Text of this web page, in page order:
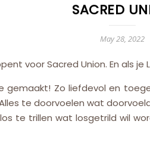
SACRED
May 28, 2022
voor Sacred Union. En als
gemaakt! Zo liefdevol en
te doorvoelen wat
te trillen wat losgetrild wil